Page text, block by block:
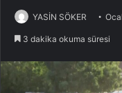
YASİN SÖKER
3 dakika okuma süresi